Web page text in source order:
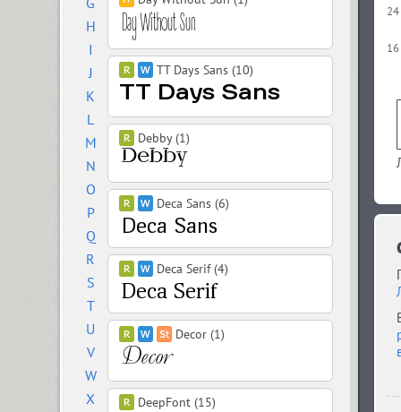
H
I
J
K
L
M
N
O
P
Q
R
S
T
U
V
W
X
TT Days Sans (10)
Debby (1)
Deca Sans (6)
Deca Serif (4)
Decor (1)
DeepFont (15)